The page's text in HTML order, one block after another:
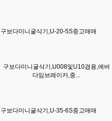
구보다미니굴삭기,U-20-5S중고매매
구보다미니굴삭기,U008및U10겸용,에버
다임브레이카,중...
구보다미니굴삭기,U-35-6S중고매매